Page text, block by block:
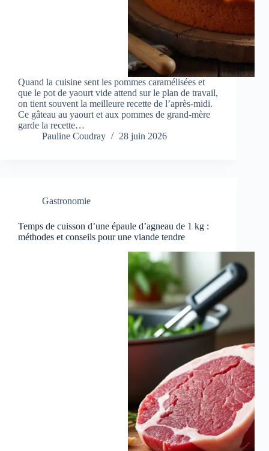
Quand la cuisine sent les pommes caramélisées et
que le pot de yaourt vide attend sur le plan de travail,
on tient souvent la meilleure recette de l’après-midi.
Ce gâteau au yaourt et aux pommes de grand-mère
garde la recette…
Pauline Coudray
28 juin 2026
Gastronomie
Temps de cuisson d’une épaule d’agneau de 1 kg :
méthodes et conseils pour une viande tendre